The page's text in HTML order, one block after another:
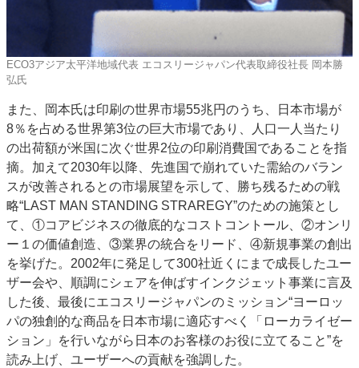
ECO3アジア太平洋地域代表 エコスリージャパン代表取締役社長 岡本勝
弘氏
また、岡本氏は印刷の世界市場55兆円のうち、日本市場が
8％を占める世界第3位の巨大市場であり、人口一人当たり
の出荷額が米国に次ぐ世界2位の印刷消費国であることを指
摘。加えて2030年以降、先進国で崩れていた需給のバラン
スが改善されるとの市場展望を示して、勝ち残るための戦
略“LAST MAN STANDING STRAREGY”のための施策とし
て、①コアビジネスの徹底的なコストコントール、②オンリ
ー１の価値創造、③業界の統合をリード、④新規事業の創出
を挙げた。2002年に発足して300社近くにまで成長したユー
ザー会や、順調にシェアを伸ばすインクジェット事業に言及
した後、最後にエコスリージャパンのミッション“ヨーロッ
パの独創的な商品を日本市場に適応すべく「ローカライゼー
ション」を行いながら日本のお客様のお役に立てること”を
読み上げ、ユーザーへの貢献を強調した。